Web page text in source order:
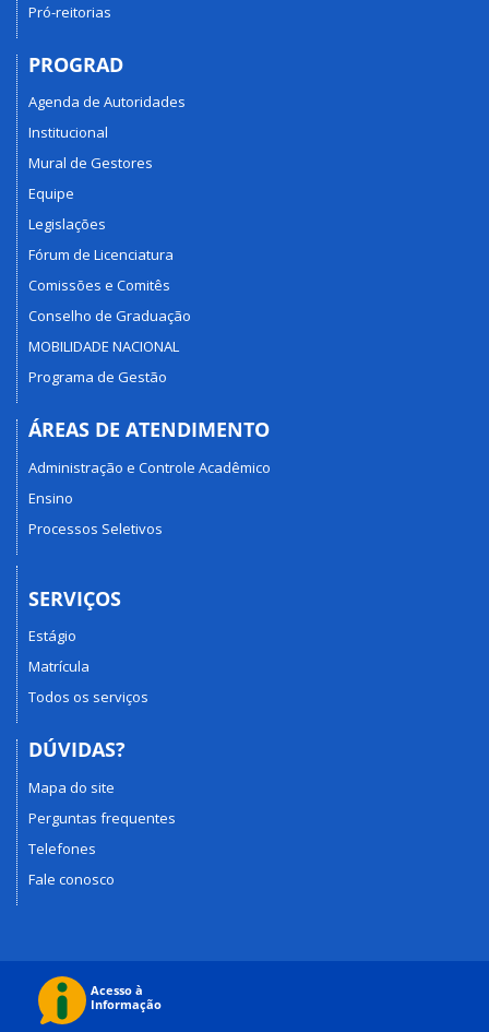
Pró-reitorias
PROGRAD
Agenda de Autoridades
Institucional
Mural de Gestores
Equipe
Legislações
Fórum de Licenciatura
Comissões e Comitês
Conselho de Graduação
MOBILIDADE NACIONAL
Programa de Gestão
ÁREAS DE ATENDIMENTO
Administração e Controle Acadêmico
Ensino
Processos Seletivos
SERVIÇOS
Estágio
Matrícula
Todos os serviços
DÚVIDAS?
Mapa do site
Perguntas frequentes
Telefones
Fale conosco